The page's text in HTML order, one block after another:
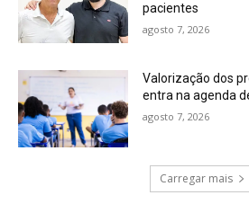
pacientes
agosto 7, 2026
Valorização dos
entra na agenda
agosto 7, 2026
Carregar mais